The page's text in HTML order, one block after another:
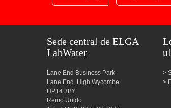
Sede central de ELGA
LabWater
Lane End Business Park
Lane End, High Wycombe
HP14 3BY
Reino Unido